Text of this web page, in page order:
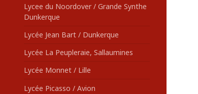
Lycee du Noordover / Grande Synthe
Dunkerque
Lycée Jean Bart / Dunkerque
Lycée La Peupleraie, Sallaumines
Lycée Monnet / Lille
Lycée Picasso / Avion